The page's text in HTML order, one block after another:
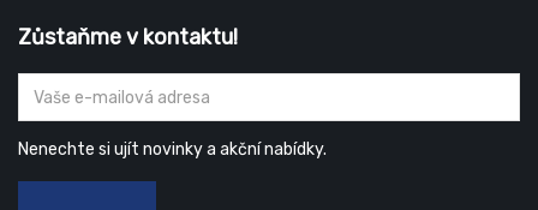
Zůstaňme v kontaktu!
Nenechte si ujít novinky a akční nabídky.